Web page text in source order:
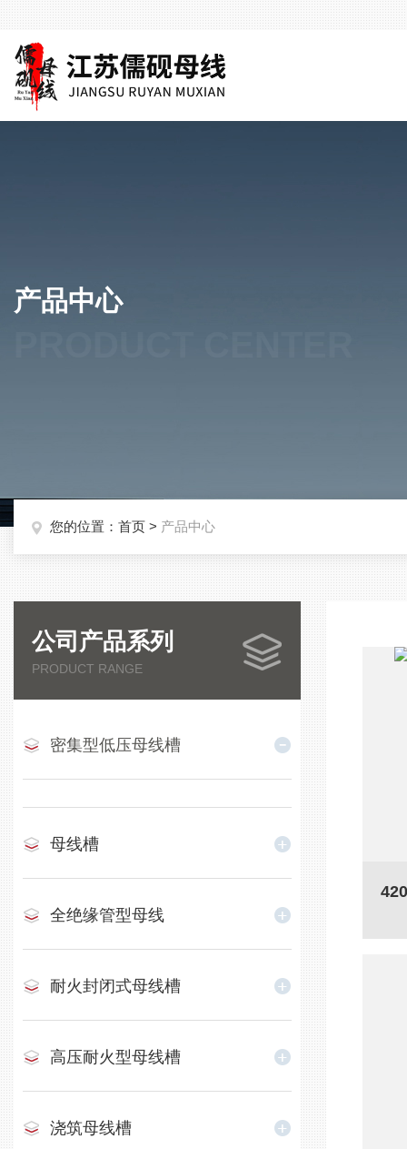
产品中心
您的位置： 首页 > 产品中心
公司产品系列
PRODUCT RANGE
密集型低压母线槽
母线槽
全绝缘管型母线
耐火封闭式母线槽
高压耐火型母线槽
浇筑母线槽